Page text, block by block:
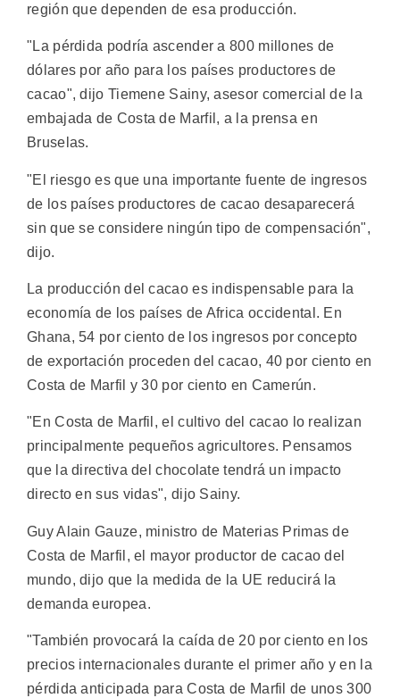
región que dependen de esa producción.
"La pérdida podría ascender a 800 millones de
dólares por año para los países productores de
cacao", dijo Tiemene Sainy, asesor comercial de la
embajada de Costa de Marfil, a la prensa en
Bruselas.
"El riesgo es que una importante fuente de ingresos
de los países productores de cacao desaparecerá
sin que se considere ningún tipo de compensación",
dijo.
La producción del cacao es indispensable para la
economía de los países de Africa occidental. En
Ghana, 54 por ciento de los ingresos por concepto
de exportación proceden del cacao, 40 por ciento en
Costa de Marfil y 30 por ciento en Camerún.
"En Costa de Marfil, el cultivo del cacao lo realizan
principalmente pequeños agricultores. Pensamos
que la directiva del chocolate tendrá un impacto
directo en sus vidas", dijo Sainy.
Guy Alain Gauze, ministro de Materias Primas de
Costa de Marfil, el mayor productor de cacao del
mundo, dijo que la medida de la UE reducirá la
demanda europea.
"También provocará la caída de 20 por ciento en los
precios internacionales durante el primer año y en la
pérdida anticipada para Costa de Marfil de unos 300